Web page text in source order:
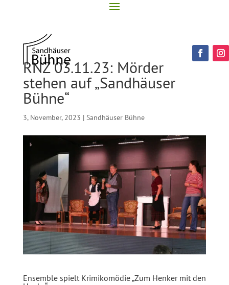
RNZ 03.11.23: Mörder
stehen auf „Sandhäuser
Bühne“
3, November, 2023 | Sandhäuser Bühne
Ensemble spielt Krimikomödie „Zum Henker mit den